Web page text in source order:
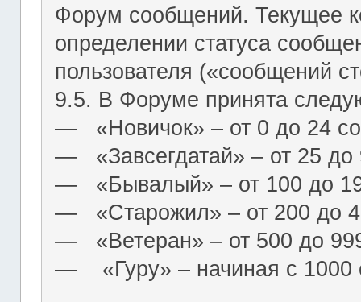
Форум сообщений. Текущее
определении статуса
пользователя («сообщений
9.5. В Форуме принята
― «Новичок» – от 0 до 24
― «Завсегдатай» – от 25 до
― «Бывалый» – от 100 до
― «Старожил» – от 200 до
― «Ветеран» – от 500 до
― «Гуру» – начиная с 1000